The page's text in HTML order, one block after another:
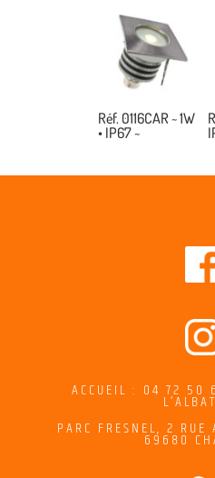
Réf. 0116CAR ~ 1W
• IP67 ~
ACCUEIL : 04 72 50
PARC FRESNEL, 2 RUE
69680